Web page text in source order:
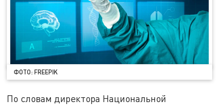
ФОТО: FREEPIK
По словам директора Национальной